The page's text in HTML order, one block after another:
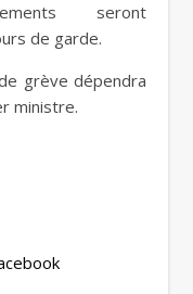
seront
de garde.
grève dépendra
ministre.